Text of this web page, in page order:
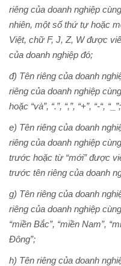
riêng của doanh nghiệp
nhiên, một số thứ tự hoặc
Việt, chữ F, J, Z, W được
của doanh nghiệp đó;
đ) Tên riêng của doanh
riêng của doanh nghiệp
hoặc “và”, “.”, “,”, “+”, “-“, “_”;
e) Tên riêng của doanh
riêng của doanh nghiệp
trước hoặc từ “mới” được
trước tên riêng của doanh
g) Tên riêng của doanh
riêng của doanh nghiệp
“miền Bắc”, “miền Nam”,
Đông”;
h) Tên riêng của doanh